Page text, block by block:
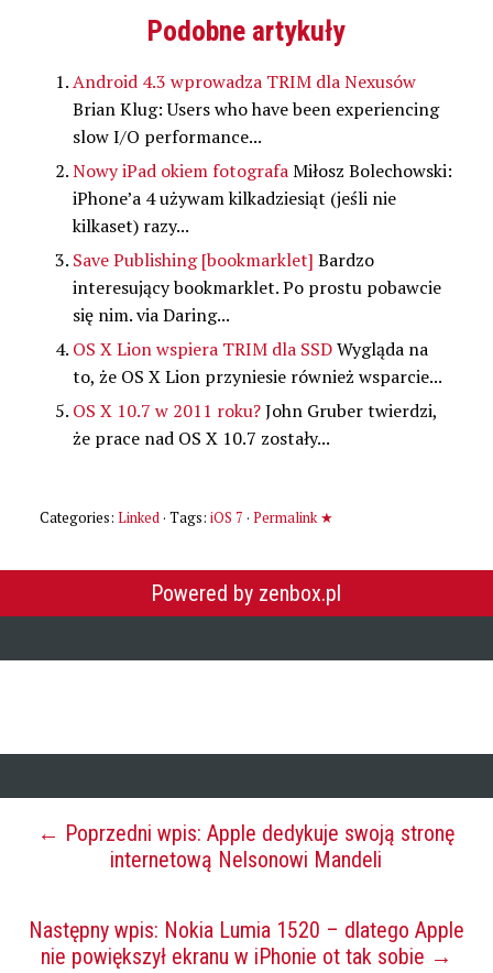
Facebooku(Otwiera
Google+
(Otwiera
się
oknie)
serwisie
Pocket(Otwiera
się
oknie)
nowym
oknie)
Podobne artykuły
Android 4.3 wprowadza TRIM dla Nexusów
Brian Klug: Users who have been experiencing
slow I/O performance...
Nowy iPad okiem fotografaMiłosz Bolechowski:
iPhone’a 4 używam kilkadziesiąt (jeśli nie
kilkaset) razy...
Save Publishing [bookmarklet] Bardzo
interesujący bookmarklet. Po prostu pobawcie
się nim. via Daring...
OS X Lion wspiera TRIM dla SSDWygląda na
to, że OS X Lion przyniesie również wsparcie...
OS X 10.7 w 2011 roku?John Gruber twierdzi,
że prace nad OS X 10.7 zostały...
Categories: Linked· Tags: iOS 7 · Permalink ★
Powered by zenbox.pl
← Poprzedni wpis: Apple dedykuje swoją stronę
internetową Nelsonowi Mandeli
Następny wpis: Nokia Lumia 1520 – dlatego Apple
nie powiększył ekranu w iPhonie ot tak sobie →